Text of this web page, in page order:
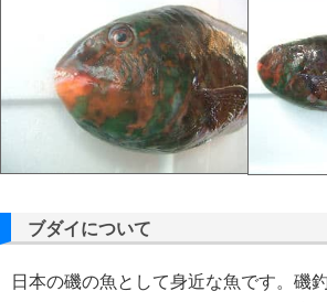
ブダイについて
日本の磯の魚として身近な魚です。磯